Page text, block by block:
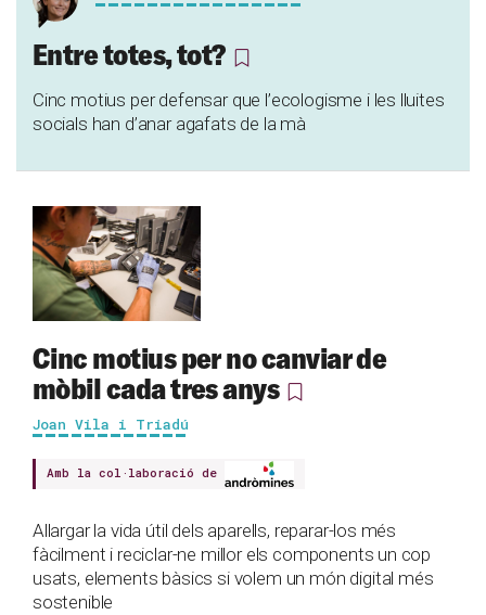
Entre totes, tot?
Cinc motius per defensar que l’ecologisme i les lluites
socials han d’anar agafats de la mà
Cinc motius per no canviar de
mòbil cada tres anys
Joan Vila i Triadú
Amb la col·laboració de
Allargar la vida útil dels aparells, reparar-los més
fàcilment i reciclar-ne millor els components un cop
usats, elements bàsics si volem un món digital més
sostenible